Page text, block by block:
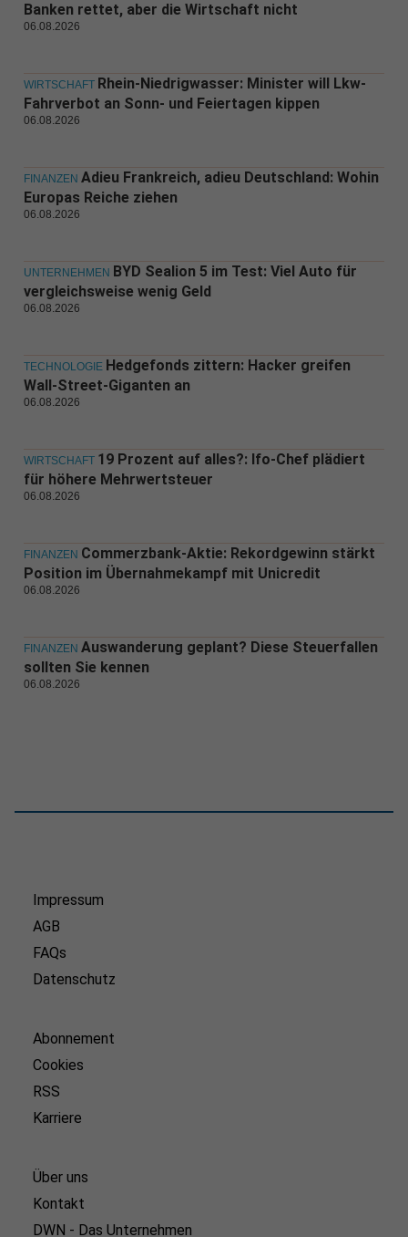
Banken rettet, aber die Wirtschaft nicht
06.08.2026
WIRTSCHAFT Rhein-Niedrigwasser: Minister will Lkw-
Fahrverbot an Sonn- und Feiertagen kippen
06.08.2026
FINANZEN Adieu Frankreich, adieu Deutschland: Wohin
Europas Reiche ziehen
06.08.2026
UNTERNEHMEN BYD Sealion 5 im Test: Viel Auto für
vergleichsweise wenig Geld
06.08.2026
TECHNOLOGIE Hedgefonds zittern: Hacker greifen
Wall-Street-Giganten an
06.08.2026
WIRTSCHAFT 19 Prozent auf alles?: Ifo-Chef plädiert
für höhere Mehrwertsteuer
06.08.2026
FINANZEN Commerzbank-Aktie: Rekordgewinn stärkt
Position im Übernahmekampf mit Unicredit
06.08.2026
FINANZEN Auswanderung geplant? Diese Steuerfallen
sollten Sie kennen
06.08.2026
Impressum
AGB
FAQs
Datenschutz
Abonnement
Cookies
RSS
Karriere
Über uns
Kontakt
DWN - Das Unternehmen